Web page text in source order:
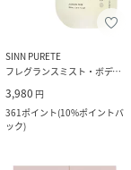
SINN PURETE
フレグランスミスト・ボディミスト
3,980 円
361ポイント(10%ポイントバ
ック)